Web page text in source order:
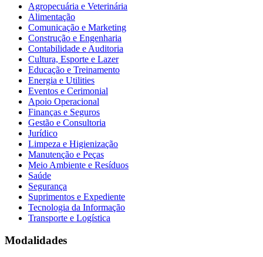
Agropecuária e Veterinária
Alimentação
Comunicação e Marketing
Construção e Engenharia
Contabilidade e Auditoria
Cultura, Esporte e Lazer
Educação e Treinamento
Energia e Utilities
Eventos e Cerimonial
Apoio Operacional
Finanças e Seguros
Gestão e Consultoria
Jurídico
Limpeza e Higienização
Manutenção e Peças
Meio Ambiente e Resíduos
Saúde
Segurança
Suprimentos e Expediente
Tecnologia da Informação
Transporte e Logística
Modalidades